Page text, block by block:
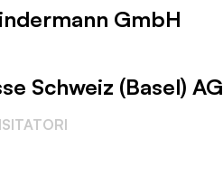
GmbH
Schweiz (Basel) AG